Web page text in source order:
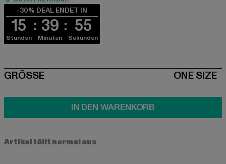
-30% DEAL ENDET IN
15
Stunden
39
Minuten
55
Sekunden
SIZE
GRÖSSE ONE SIZE
IN DEN WARENKORB
Artikel fällt normal aus